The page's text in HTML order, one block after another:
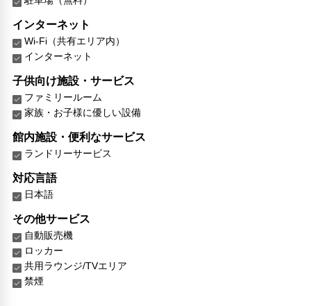
インターネット
Wi-Fi（共有エリア内）
インターネット
子供向け施設・サービス
ファミリールーム
家族・お子様に優しい設備
館内施設・便利なサービス
ランドリーサービス
対応言語
日本語
その他サービス
自動販売機
ロッカー
共用ラウンジ/TVエリア
禁煙